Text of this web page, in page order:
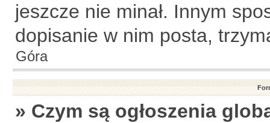
jeszcze nie minał. Innym
dopisanie w nim posta,
Góra
» Czym są ogłoszenia